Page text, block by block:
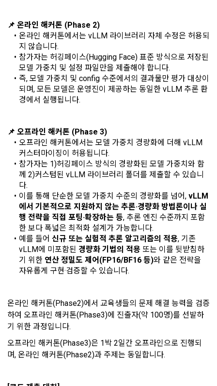
생한다.
1. "회사"는 이 약관의 내용과 상호, 영업소 소재지, 대표자의 성
명, 사업자등록번호, 연락처 등을 "회원"이 알 수 있도록 초기 화
면에 게시하거나 기타의 방법으로 "회원"에게 공지해야 한다.
2. "회사"는 약관의규제등에관한법률, 전기통신기본법, 전기통
신사업법, 정보통신망이용촉진등에관한법률, 전자상거래 등에
서의 소비자보호에 관한 법률, 전자문서 및 전자거래기본법, 전
3. "회사"는 "서비스"에 대해 별도의 이용약관 또는 정책(이하
“별도약관”)을 둘 수 있으며, 그 내용이 이 약관과 충돌하는 경우
“별도약관”이 우선하여 적용된다.
4. “회사”의 영업상 중요한 사유 또는 관계 법령에 의한 변경사
유가 있을 때, 약관을 변경할 수 있으며, 약관을 개정할 경우에는
적용일자 및 개정사유를 명시하여 현행 약관과 함께 “회사” 홈페
이지의 공지게시판에 그 적용일자 7일 이전부터 적용일자 전일
까지 공지한다.
5. '회사' 약관의 조항에 따른 정책을 제정 및 변경할 권리를 가지
며, 정책 또한 개정될 시에는 적용일자와 개정사유를 명시하여
“회사” 홈페이지의 공지게시판에 그 적용일자 7일 이전부터 적
용일자 전일까지 공지한다.
6. "회원"은 변경된 약관에 대해 거부할 권리가 있다. "회원"은 변
간을 정하여 "회원"에게 사전 통지 후 당해 "회원"과의 계약을 해
지할 수 있다. 만약, "회원"이 거부의사를 표시하지 않거나, 전항
에 따라 시행일 이후에 "서비스"를 이용하는 경우에는 동의한 것
3) 서비스 개발 및 마케팅ㆍ광고 활용
맞춤 서비스 제공, 서비스 안내 및 이용권유, 서비스 개선 및 신
규 서비스 개발을 위한 통계 및 접속빈도 파악, 통계학적 특성에
따른 광고, 이벤트 정보 및 참여기회 제공
4) 고용 및 취업동향 파악을 위한 통계학적 분석, 서비스 고도화
를 위한 데이터 분석
3. 수집하는 개인정보 항목 및 수집방법
가. 수집하는 개인정보의 항목
1) 회원가입 시 수집하는 항목
필수 항목 : 아이디, 비밀번호, 이름, 닉네임, 이메일
선택 항목 : 휴대폰번호, 생년월일, 국가, 직업
데이콘 내의 개별 서비스 이용, 상금 및 상품 지급 과정에서 해당
서비스의 이용자에 한해 추가 개인정보 수집이 발생할 수 있습
니다. 추가로 개인정보를 수집할 경우에는 해당 개인정보 수집
시점에서 이용자에게 ‘수집하는 개인정보 항목, 개인정보의 수
2) 데이콘 인재풀 등록 시 수집하는 항목
여부, 사용 가능한 프로그래밍 언어 및 사용 경험, 프로젝트 또는
대회 코드 링크1개, 구직 의향, 희망근무지역
📌 온라인 해커톤 (Phase 2)
온라인 해커톤에서는 vLLM 라이브러리 자체 수정은 허용되
지 않습니다.
참가자는 허깅페이스(Hugging Face) 표준 방식으로 저장된
모델 가중치 및 설정 파일만을 제출해야 합니다.
즉, 모델 가중치 및 config 수준에서의 결과물만 평가 대상이
되며, 모든 모델은 운영진이 제공하는 동일한 vLLM 추론 환
경에서 실행됩니다.
📌 오프라인 해커톤 (Phase 3)
오프라인 해커톤에서는 모델 가중치 경량화에 더해 vLLM
커스터마이징이 허용됩니다.
참가자는 1)허깅페이스 방식의 경량화된 모델 가중치와 함
께 2)커스텀된 vLLM 라이브러리 폴더를 제출할 수 있습니
다.
이를 통해 단순한 모델 가중치 수준의 경량화를 넘어, vLLM
에서 기본적으로 지원하지 않는 추론·경량화 방법론이나 실
행 전략을 직접 포팅·확장하는 등, 추론 엔진 수준까지 포함
한 보다 폭넓은 최적화 설계가 가능합니다.
예를 들어 신규 또는 실험적 추론 알고리즘의 적용, 기존
vLLM에 미포함된 경량화 기법의 적용 또는 이를 뒷받침하
기 위한 연산 정밀도 제어(FP16/BF16 등)와 같은 전략을
자유롭게 구현·검증할 수 있습니다.
온라인 해커톤(Phase2)에서 교육생들의 문제 해결 능력을 검증
하여 오프라인 해커톤(Phase3)에 진출자(약 100명)를 선발하
기 위한 과정입니다.
오프라인 해커톤(Phase3)은 1박 2일간 오프라인으로 진행되
며, 온라인 해커톤(Phase2)과 주제는 동일합니다.